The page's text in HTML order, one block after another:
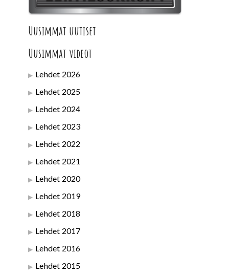
Uusimmat uutiset
Uusimmat videot
Lehdet 2026
Lehdet 2025
Lehdet 2024
Lehdet 2023
Lehdet 2022
Lehdet 2021
Lehdet 2020
Lehdet 2019
Lehdet 2018
Lehdet 2017
Lehdet 2016
Lehdet 2015